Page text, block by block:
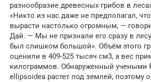
разнообразие древесных грибов в
«Никто из нас даже не предполагал,
вырасти настолько огромным, —
Дай. — Мы не признали его сразу в
был слишком большой». Объём этого
оценили в 409-525 тысяч см3, а вес
килограммов. Обнаруженный учеными
ellipsoidea растет под землей, поэтому